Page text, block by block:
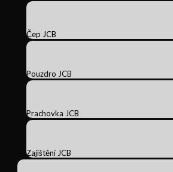
Čep JCB
Pouzdro JCB
Prachovka JCB
Zajištění JCB